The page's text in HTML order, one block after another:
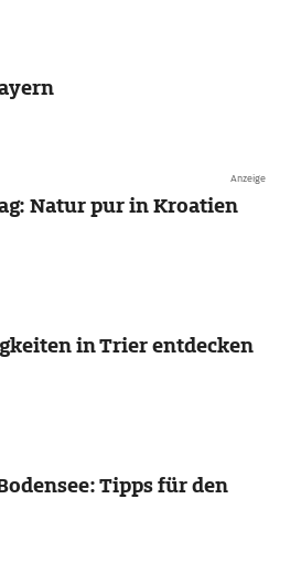
Anzeige
Natur pur in Kroatien
in Trier entdecken
Tipps für den